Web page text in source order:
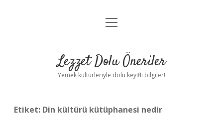
Anasayfa
Yasal Uyarı
menüyü
Lezzet Dolu Öneriler
Yemek kültürleriyle dolu keyifli bilgiler!
Etiket: Din kültürü kütüphanesi nedir